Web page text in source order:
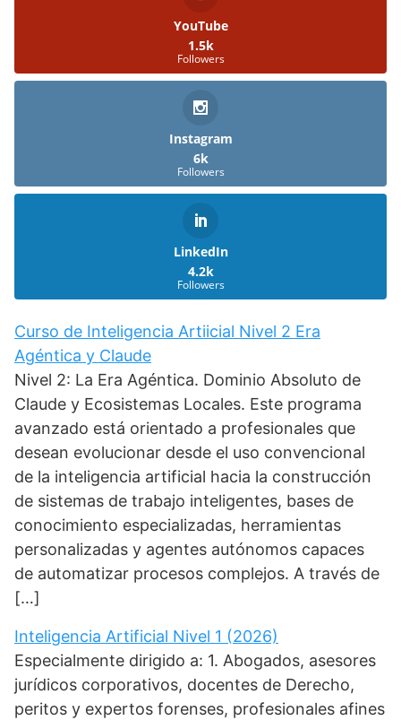
YouTube
1.5k
Followers
Instagram
6k
Followers
LinkedIn
4.2k
Followers
Curso de Inteligencia Artiicial Nivel 2 Era
Agéntica y Claude
Nivel 2: La Era Agéntica. Dominio Absoluto de
Claude y Ecosistemas Locales. Este programa
avanzado está orientado a profesionales que
desean evolucionar desde el uso convencional
de la inteligencia artificial hacia la construcción
de sistemas de trabajo inteligentes, bases de
conocimiento especializadas, herramientas
personalizadas y agentes autónomos capaces
de automatizar procesos complejos. A través de
[…]
Inteligencia Artificial Nivel 1 (2026)
Especialmente dirigido a: 1. Abogados, asesores
jurídicos corporativos, docentes de Derecho,
peritos y expertos forenses, profesionales afines